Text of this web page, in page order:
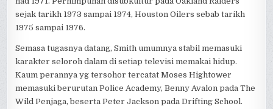
sejak tarikh 1973 sampai 1974, Houston Oilers sebab tarikh
1975 sampai 1976.
Semasa tugasnya datang, Smith umumnya stabil memasuki
karakter seloroh dalam di setiap televisi memakai hidup.
Kaum perannya yg tersohor tercatat Moses Hightower
memasuki berurutan Police Academy, Benny Avalon pada The
Wild Penjaga, beserta Peter Jackson pada Drifting School.